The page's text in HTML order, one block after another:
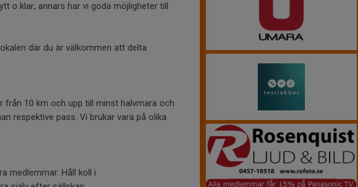
o klar, annars har vi goda möjligheter till
där du är välkommen att delta
från 10 km och upp till minst halvmara och
respektive pass. Vi brukar vara på olika
medlemmar. Håll koll i